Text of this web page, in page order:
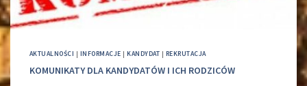
AKTUALNOŚCI | INFORMACJE |KANDYDAT | REKRUTACJA
KOMUNIKATY DLA KANDYDATÓW I ICH RODZICÓW